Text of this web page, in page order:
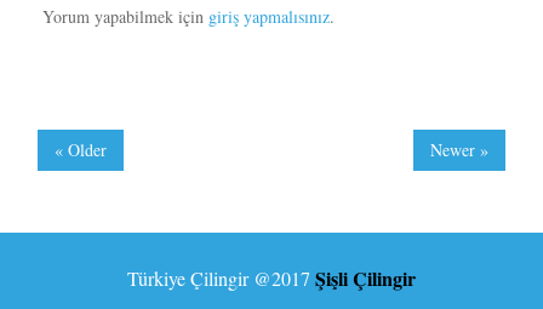
Yorum yapabilmek için giriş yapmalısınız.
« Older Newer »
Türkiye Çilingir @2017 Şişli Çilingir